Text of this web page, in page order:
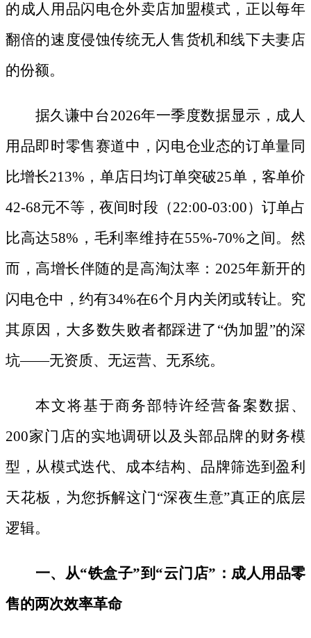
的成人用品闪电仓外卖店加盟模式，正以每年
翻倍的速度侵蚀传统无人售货机和线下夫妻店
的份额。
据久谦中台2026年一季度数据显示，成人
用品即时零售赛道中，闪电仓业态的订单量同
比增长213%，单店日均订单突破25单，客单价
42-68元不等，夜间时段（22:00-03:00）订单占
比高达58%，毛利率维持在55%-70%之间。然
而，高增长伴随的是高淘汰率：2025年新开的
闪电仓中，约有34%在6个月内关闭或转让。究
其原因，大多数失败者都踩进了“伪加盟”的深
坑——无资质、无运营、无系统。
本文将基于商务部特许经营备案数据、
200家门店的实地调研以及头部品牌的财务模
型，从模式迭代、成本结构、品牌筛选到盈利
天花板，为您拆解这门“深夜生意”真正的底层
逻辑。
一、从“铁盒子”到“云门店”：成人用品零
售的两次效率革命